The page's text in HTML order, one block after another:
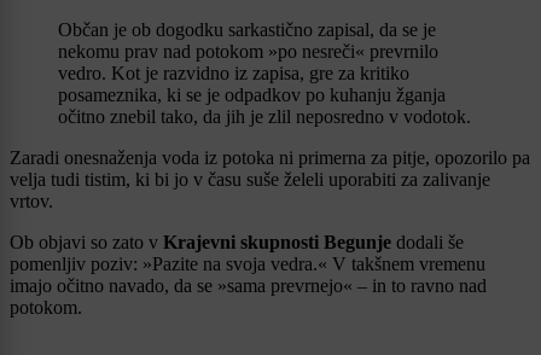
Občan je ob dogodku sarkastično zapisal, da se je
nekomu prav nad potokom »po nesreči« prevrnilo
vedro. Kot je razvidno iz zapisa, gre za kritiko
posameznika, ki se je odpadkov po kuhanju žganja
očitno znebil tako, da jih je zlil neposredno v vodotok.
Zaradi onesnaženja voda iz potoka ni primerna za pitje, opozorilo pa
velja tudi tistim, ki bi jo v času suše želeli uporabiti za zalivanje
vrtov.
Ob objavi so zato v Krajevni skupnosti Begunje dodali še
pomenljiv poziv: »Pazite na svoja vedra.« V takšnem vremenu
imajo očitno navado, da se »sama prevrnejo« – in to ravno nad
potokom.